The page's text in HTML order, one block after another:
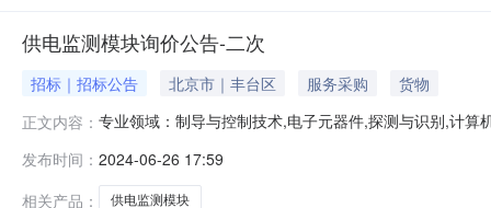
供电监测模块询价公告-二次
招标｜招标公告 北京市｜丰台区 服务采购
货物
正文内容： 专业领域：制导与控制技术,电子元器件,探测与识别,计
三、项目概况1、技术要求序号设备名称性能、指标参数
量分辨率优于1u
发布时间： 2024-06-26 17:59
相关产品：
供电监测模块